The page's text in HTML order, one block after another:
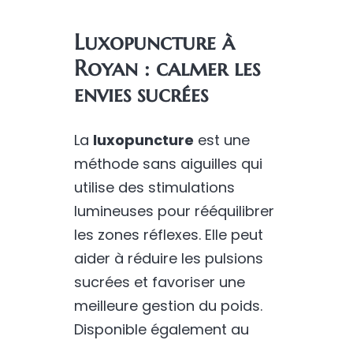
Luxopuncture à
Royan : calmer les
envies sucrées
La luxopuncture est une
méthode sans aiguilles qui
utilise des stimulations
lumineuses pour rééquilibrer
les zones réflexes. Elle peut
aider à réduire les pulsions
sucrées et favoriser une
meilleure gestion du poids.
Disponible également au